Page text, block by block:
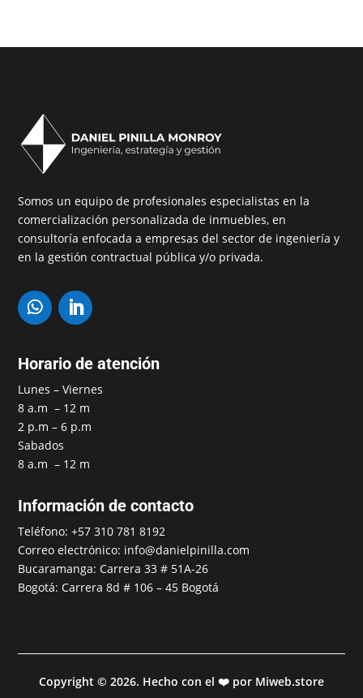
Somos un equipo de profesionales especialistas en la
comercialización personalizada de inmuebles, en
consultoría enfocada a empresas del sector de ingeniería y
en la gestión contractual pública y/o privada.
Horario de atención
Lunes – Viernes
8 a.m – 12 m
2 p.m – 6 p.m
Sabados
8 a.m – 12 m
Información de contacto
Teléfono: +57 310 781 8192
Correo electrónico: info@danielpinilla.com
Bucaramanga: Carrera 33 # 51A-26
Bogotá: Carrera 8d # 106 – 45 Bogotá
Copyright © 2026. Hecho con el ❤️ por Miweb.store